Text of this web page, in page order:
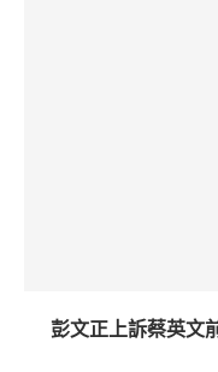
彭文正上訴蔡英文